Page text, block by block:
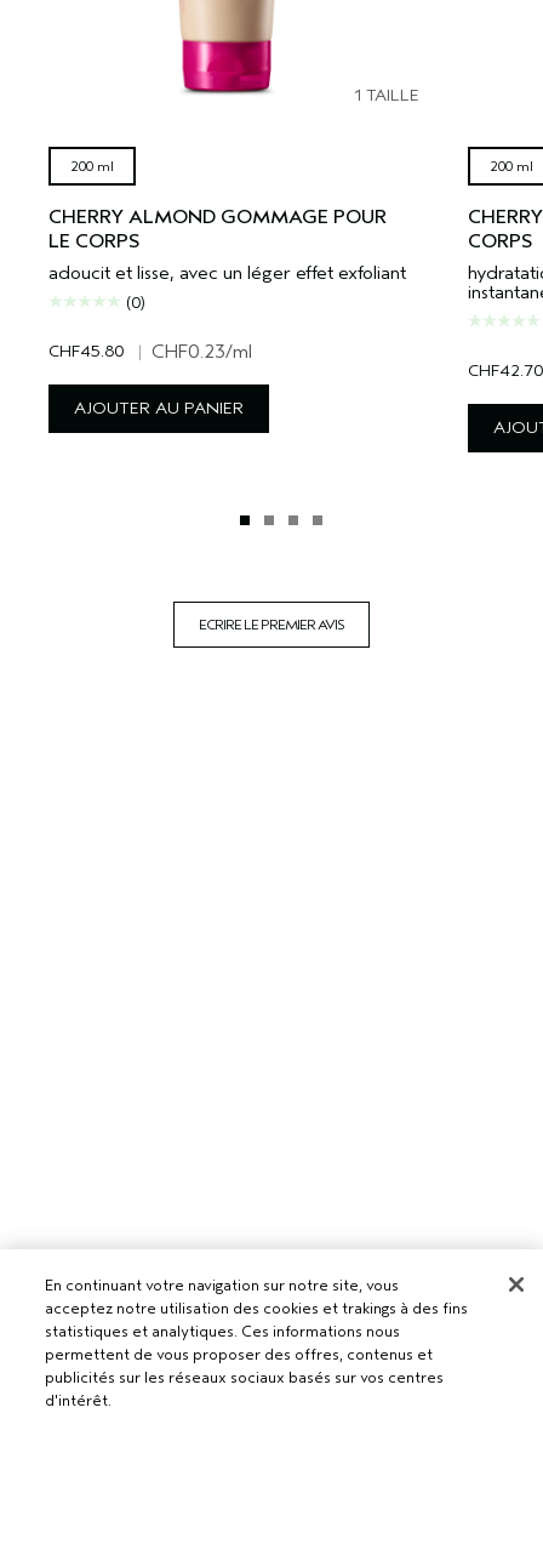
1 TAILLE
200 ml
CHERRY ALMOND GOMMAGE POUR
LE CORPS
adoucit et lisse, avec un léger effet exfoliant
(0)
CHF45.80 | CHF0.23/ml
AJOUTER AU PANIER
200 ml
CORPS
CHF42.70
ECRIRE LE PREMIER AVIS
Pour les professionnels
DEVENIR UN SALON AVEDA
Besoin d’aide ?
RETOURS ET ÉCHANGES
En continuant votre navigation sur notre site, vous
acceptez notre utilisation des cookies et trakings à des fins
statistiques et analytiques. Ces informations nous
permettent de vous proposer des offres, contenus et
publicités sur les réseaux sociaux basés sur vos centres
d'intérêt.